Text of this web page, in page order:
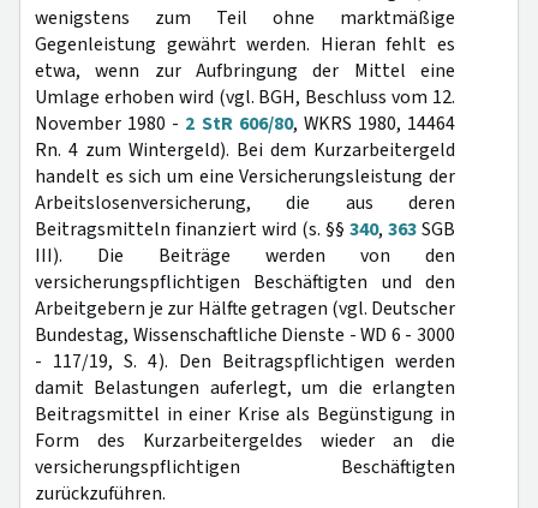
wenigstens zum Teil ohne marktmäßige
Gegenleistung gewährt werden. Hieran fehlt es
etwa, wenn zur Aufbringung der Mittel eine
Umlage erhoben wird (vgl. BGH, Beschluss vom 12.
November 1980 - 2 StR 606/80, WKRS 1980, 14464
Rn. 4 zum Wintergeld). Bei dem Kurzarbeitergeld
handelt es sich um eine Versicherungsleistung der
Arbeitslosenversicherung, die aus deren
Beitragsmitteln finanziert wird (s. §§ 340, 363SGB
III). Die Beiträge werden von den
versicherungspflichtigen Beschäftigten und den
Arbeitgebern je zur Hälfte getragen (vgl. Deutscher
Bundestag, Wissenschaftliche Dienste - WD 6 - 3000
- 117/19, S. 4). Den Beitragspflichtigen werden
damit Belastungen auferlegt, um die erlangten
Beitragsmittel in einer Krise als Begünstigung in
Form des Kurzarbeitergeldes wieder an die
versicherungspflichtigen Beschäftigten
zurückzuführen.